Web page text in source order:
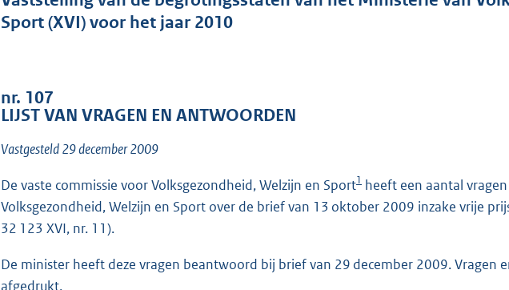
o
t
e
2
Sport (XVI) voor het jaar 2010
nr. 107
LIJST VAN VRAGEN EN ANTWOORDEN
Vastgesteld 29 december 2009
De vaste commissie voor Volksgezondheid, Welzijn en Sport1 heeft een aantal
Volksgezondheid, Welzijn en Sport over de brief van 13 oktober 2009 inzake vrije
32 123 XVI, nr. 11).
De minister heeft deze vragen beantwoord bij brief van 29 december 2009. Vragen
afgedrukt.